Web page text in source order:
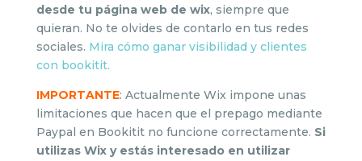
desde tu página web de wix, siempre que
quieran. No te olvides de contarlo en tus redes
sociales. Mira cómo ganar visibilidad y clientes
con bookitit.
IMPORTANTE: Actualmente Wix impone unas
limitaciones que hacen que el prepago mediante
Paypal en Bookitit no funcione correctamente. Si
utilizas Wix y estás interesado en utilizar